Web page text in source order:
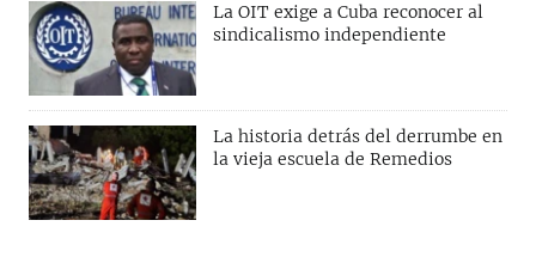
La OIT exige a Cuba reconocer al
sindicalismo independiente
La historia detrás del derrumbe en
la vieja escuela de Remedios